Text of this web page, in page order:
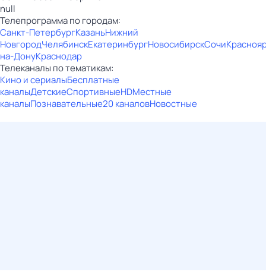
null
Телепрограмма по городам:
Санкт-ПетербургКазаньНижний
НовгородЧелябинскЕкатеринбургНовосибирскСочи
на-ДонуКраснодар
Телеканалы по тематикам:
Кино и сериалыБесплатные
каналыДетскиеСпортивныеHDМестные
каналыПознавательные20 каналовНовостные